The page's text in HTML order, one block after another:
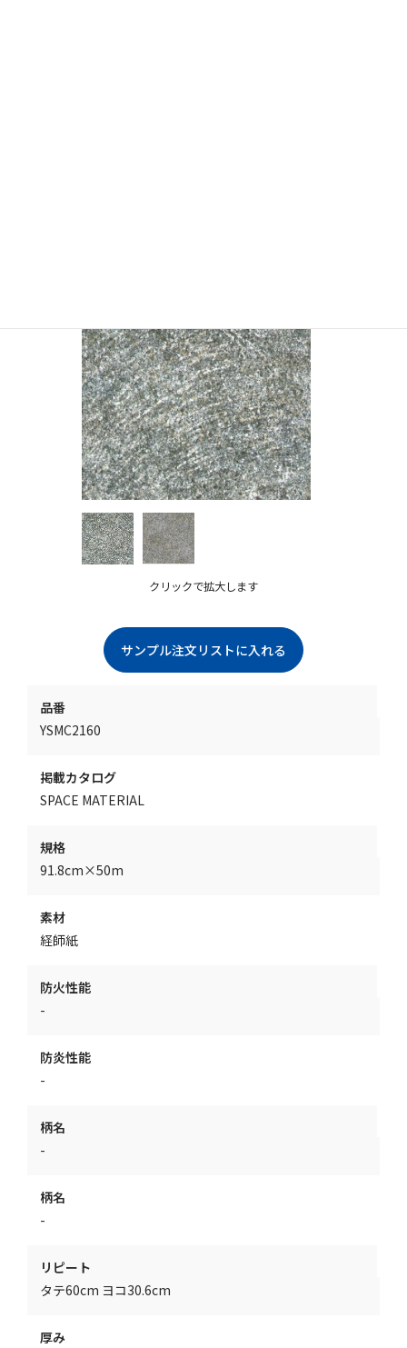
クリックで拡大します
品番
YSMC2160
掲載カタログ
SPACE MATERIAL
規格
91.8cm×50m
素材
経師紙
防火性能
-
防炎性能
-
柄名
-
柄名
-
リピート
タテ60cm ヨコ30.6cm
厚み